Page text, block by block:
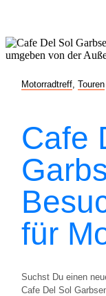
Motorradtreff Touren
Cafe
für
Suchst Du einen
Cafe Del Sol